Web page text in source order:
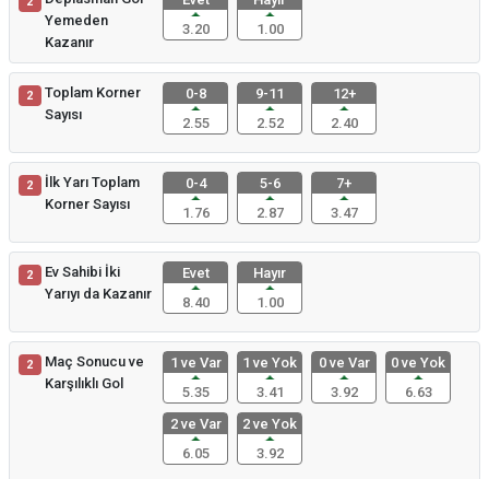
Yemeden
Kazanır
3.20
1.00
2
Toplam Korner
Sayısı
0-8
2.55
9-11
2.52
12+
2.40
2
İlk Yarı Toplam
Korner Sayısı
0-4
1.76
5-6
2.87
7+
3.47
2
Ev Sahibi İki
Yarıyı da Kazanır
Evet
8.40
Hayır
1.00
2
Maç Sonucu ve
Karşılıklı Gol
1 ve Var
5.35
1 ve Yok
3.41
0 ve Var
3.92
0 ve Yok
6.63
2 ve Var
6.05
2 ve Yok
3.92